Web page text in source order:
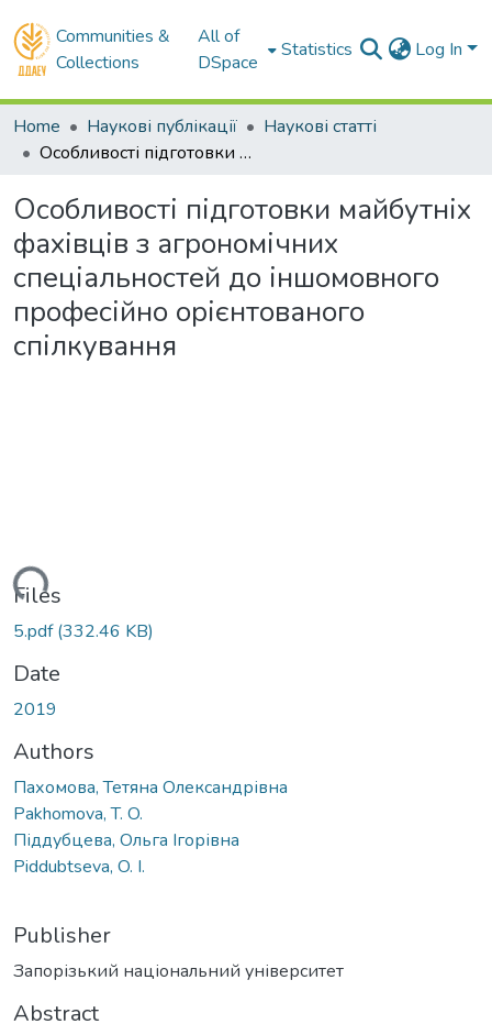
Communities &
Collections
All of
DSpace
Statistics Log In
Home Наукові публікації
Наукові статті
Особливості підготовки майбутніх фахівців з агрономічних спеціальностей до іншомовного професійно орієнтованого спілкування
Особливості підготовки майбутніх
фахівців з агрономічних
спеціальностей до іншомовного
професійно орієнтованого
спілкування
Files
5.pdf(332.46 KB)
Date
2019
Authors
Пахомова, Тетяна Олександрівна
Pakhomova, T. O.
Піддубцева, Ольга Ігорівна
Piddubtseva, O. I.
Publisher
Запорізький національний університет
Abstract